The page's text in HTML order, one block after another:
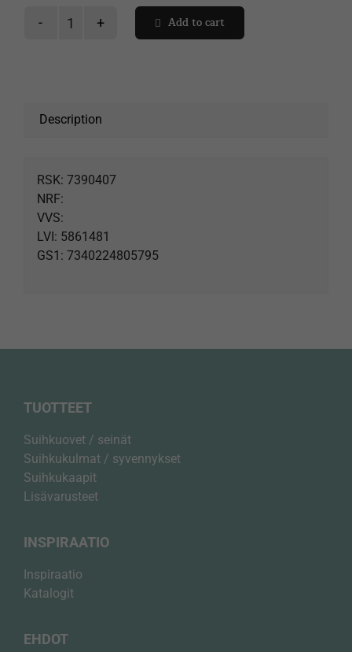
Showerama
quantity
Add to cart
Description
RSK: 7390407
NRF:
VVS:
LVI: 5861481
GS1: 7340224805795
TUOTTEET
Suihkuovet / seinät
Suihkukulmat / syvennykset
Suihkukaapit
Lisävarusteet
INSPIRAATIO
Inspiraatio
Katalogit
EHDOT